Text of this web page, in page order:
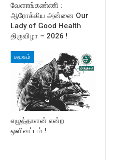
வேளாங்கண்ணி :
ஆரோக்கிய அன்னை Our
Lady of Good Health
திருவிழா – 2026 !
சமூகம்
எழுத்தாளன் என்ற
ஒளிவட்டம் !